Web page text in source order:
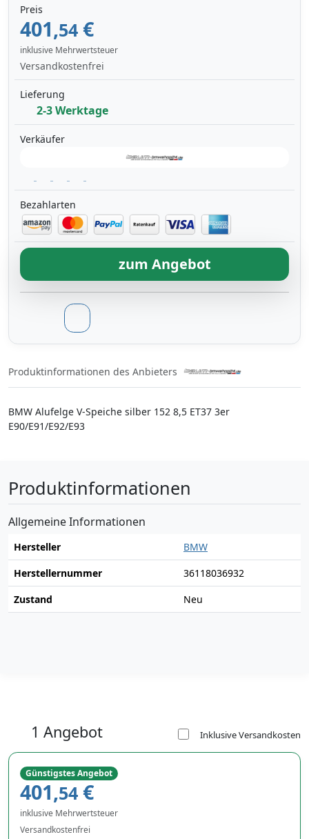
Preis
401,54 €
inklusive Mehrwertsteuer
Versandkostenfrei
Lieferung
2-3 Werktage
Verkäufer
Bezahlarten
zum Angebot
Produktinformationen des Anbieters
BMW Alufelge V-Speiche silber 152 8,5 ET37 3er
E90/E91/E92/E93
Produktinformationen
Allgemeine Informationen
Hersteller
BMW
Herstellernummer
36118036932
Zustand
Neu
1 Angebot Inklusive Versandkosten
Günstigstes Angebot
401,54 €
inklusive Mehrwertsteuer
Versandkostenfrei